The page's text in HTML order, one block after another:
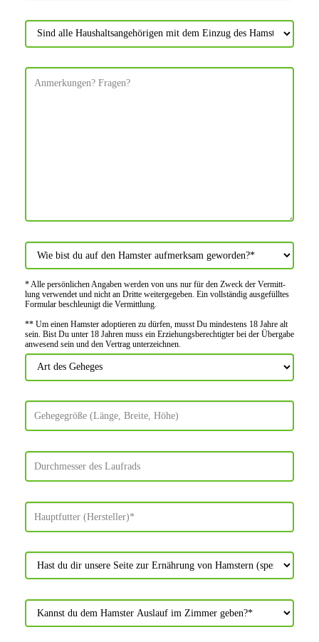
* Alle persön­lichen Angaben werden von uns nur für den Zweck der Vermitt­
lung verwendet und nicht an Dritte weiter­gegeben. Ein voll­ständig ausge­fülltes
Formular beschleu­nigt die Vermitt­lung.
** Um einen Hamster adoptieren zu dürfen, musst Du mindes­tens 18 Jahre alt
sein. Bist Du unter 18 Jahren muss ein Erziehungs­berechtigter bei der Über­gabe
anwes­end sein und den Vertrag unter­zeichnen.